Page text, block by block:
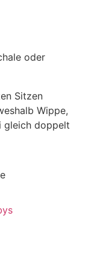
oder
Sitzen
Wippe,
gleich doppelt